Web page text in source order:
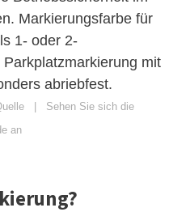
Markierungsfarbe für
1- oder 2-
mit
abriebfest.
| Sehen Sie sich die
an